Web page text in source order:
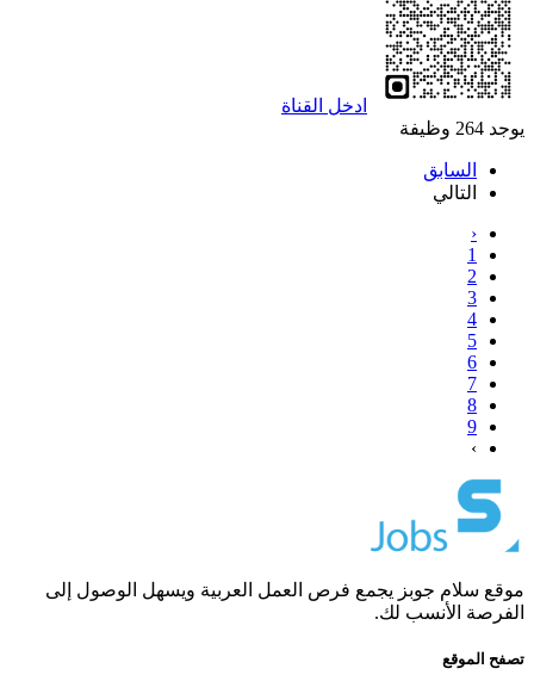
ادخل القناة
يوجد 264 وظيفة
السابق
التالي
‹
1
2
3
4
5
6
7
8
9
›
موقع سلام جوبز يجمع فرص العمل العربية ويسهل الوصول إلى
الفرصة الأنسب لك.
تصفح الموقع